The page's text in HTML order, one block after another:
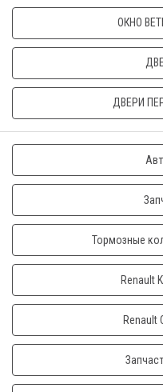
ОКНО
ДВЕРИ
Тормозные
Renault
Renault